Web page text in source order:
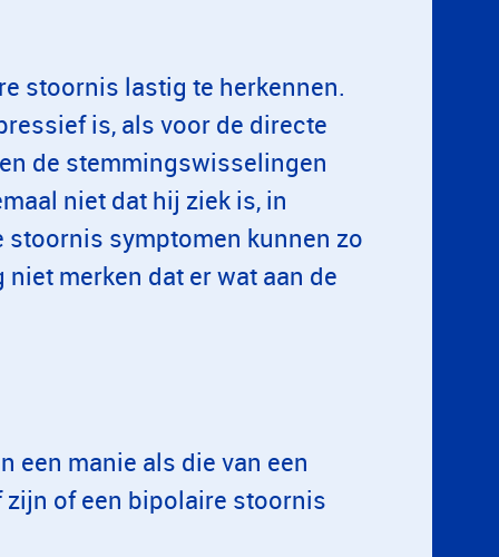
stoornis lastig te herkennen.
is, als voor de directe
de stemmingswisselingen
niet dat hij ziek is, in
symptomen kunnen zo
merken dat er wat aan de
een manie als die van een
of een bipolaire stoornis